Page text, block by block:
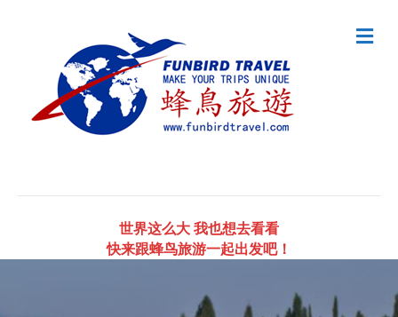
世界这么大 我也想去看看
快来跟蜂鸟旅游一起出发吧！